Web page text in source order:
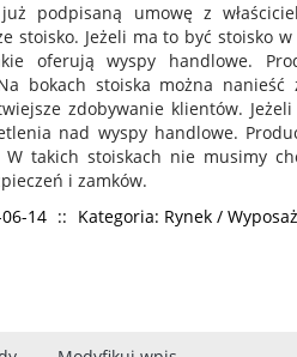
podpisaną umowę z
stoisko. Jeżeli ma to być stoisko
oferują wyspy handlowe.
bokach stoiska można
zdobywanie klientów.
nad wyspy handlowe.
W takich stoiskach nie musimy
i zamków.
14 :: Kategoria: Rynek /